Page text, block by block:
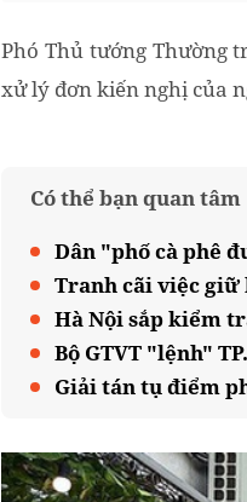
Phó Thủ tướng Thường
xử lý đơn kiến nghị của
Có thể bạn quan tâm
Dân "phố cà phê
Tranh cãi việc giữ
Hà Nội sắp kiểm
Bộ GTVT "lệnh"
Giải tán tụ điểm